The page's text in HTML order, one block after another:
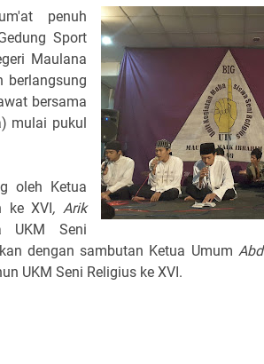
penuh
Sport
Maulana
berlangsung
bersama
mulai pukul
oleh Ketua
ke XVI, Arik
UKM Seni
dengan sambutan Ketua Umum
UKM Seni Religius ke XVI.